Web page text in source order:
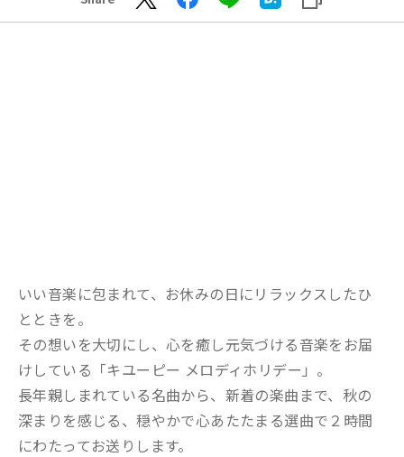
いい音楽に包まれて、お休みの日にリラックスしたひ
とときを。
その想いを大切にし、心を癒し元気づける音楽をお届
けしている「キユーピー メロディホリデー」。
長年親しまれている名曲から、新着の楽曲まで、秋の
深まりを感じる、穏やかで心あたたまる選曲で２時間
にわたってお送りします。